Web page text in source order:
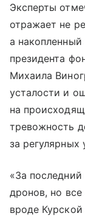
Эксперты
отражает не
а
президента
Михаила
усталости и
на
тревожность
за регулярных
«За
дронов, но
вроде